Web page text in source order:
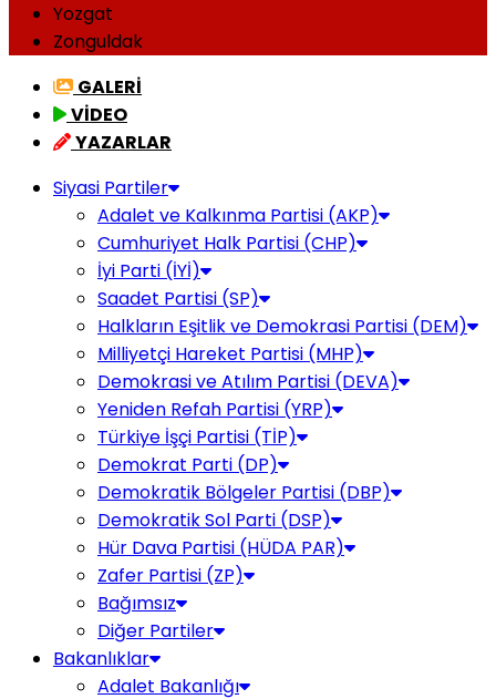
Yozgat
Zonguldak
GALERİ
VİDEO
YAZARLAR
Siyasi Partiler
Adalet ve Kalkınma Partisi (AKP)
Cumhuriyet Halk Partisi (CHP)
İyi Parti (İYİ)
Saadet Partisi (SP)
Halkların Eşitlik ve Demokrasi Partisi (DEM)
Milliyetçi Hareket Partisi (MHP)
Demokrasi ve Atılım Partisi (DEVA)
Yeniden Refah Partisi (YRP)
Türkiye İşçi Partisi (TİP)
Demokrat Parti (DP)
Demokratik Bölgeler Partisi (DBP)
Demokratik Sol Parti (DSP)
Hür Dava Partisi (HÜDA PAR)
Zafer Partisi (ZP)
Bağımsız
Diğer Partiler
Bakanlıklar
Adalet Bakanlığı